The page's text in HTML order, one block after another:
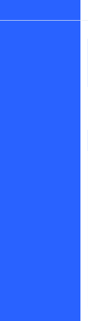
الأدوار التمهيدية
بلغاريا بمناسبة عيد
مستوى في أربعة أقاليم
خلال 2026